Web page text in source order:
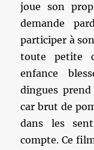
joue son
demande
participer à
toute petite
enfance
dingues
car brut de
dans les
compte. Ce